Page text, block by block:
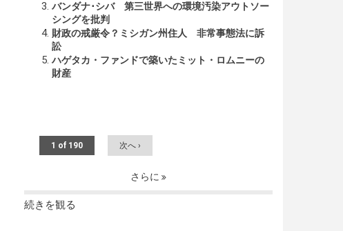
バンダナ･シバ 第三世界への環境汚染アウトソー
シングを批判
財政の戒厳令？ミシガン州住人 非常事態法に訴
訟
ハゲタカ・ファンドで築いたミット・ロムニーの
財産
1 of 190 次へ ›
さらに
続きを観る